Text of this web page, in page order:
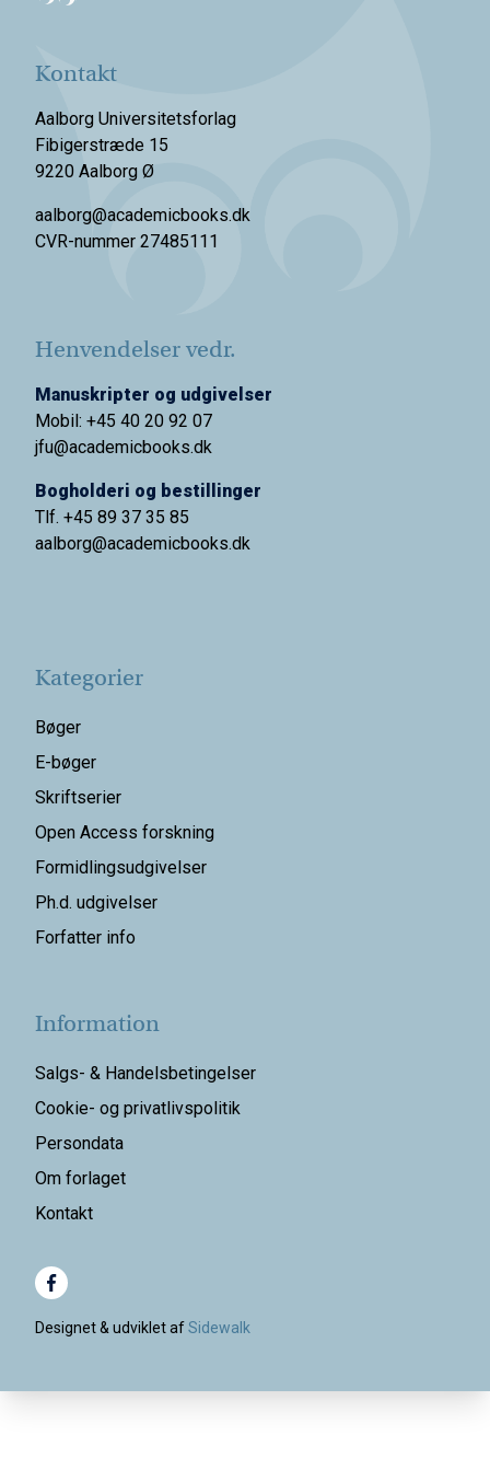
Kontakt
Aalborg Universitetsforlag
Fibigerstræde 15
9220 Aalborg Ø
aalborg@academicbooks.dk
CVR-nummer 27485111
Henvendelser vedr.
Manuskripter og udgivelser
Mobil: +45 40 20 92 07
jfu@academicbooks.dk
Bogholderi og bestillinger
Tlf. +45 89 37 35 85
aalborg@academicbooks.dk
Kategorier
Bøger
E-bøger
Skriftserier
Open Access forskning
Formidlingsudgivelser
Ph.d. udgivelser
Forfatter info
Information
Salgs- & Handelsbetingelser
Cookie- og privatlivspolitik
Persondata
Om forlaget
Kontakt
Designet & udviklet afSidewalk